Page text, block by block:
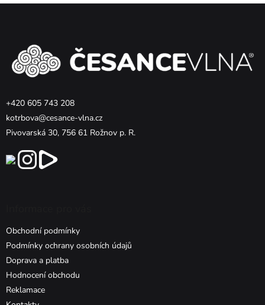
Z
+420 605 743 208
kotrbova@cesance-vlna.cz
Pivovarská 30, 756 61 Rožnov p. R.
Obchodní podmínky
Podmínky ochrany osobních údajů
Doprava a platba
Hodnocení obchodu
Reklamace